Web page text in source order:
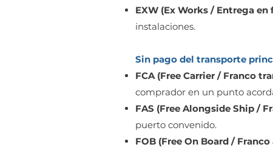
EXW (Ex Works / Entrega en
instalaciones.
Sin pago del transporte
FCA (Free Carrier / Franco
comprador en un punto
FAS (Free Alongside Ship /
puerto convenido.
FOB (Free On Board / Franco